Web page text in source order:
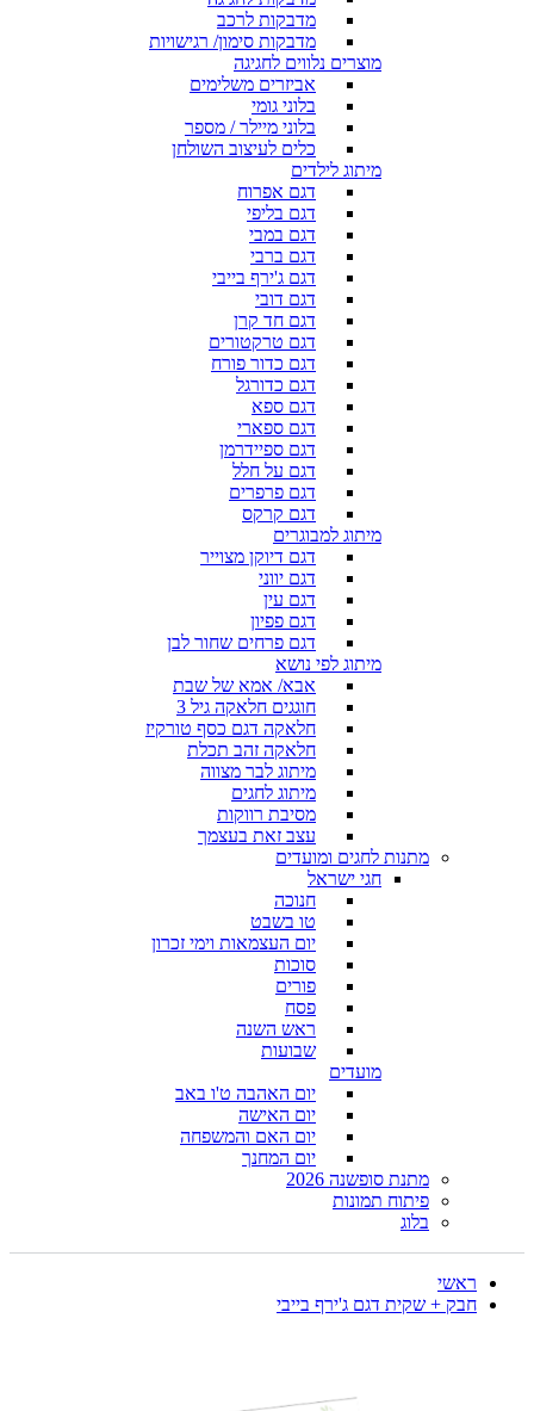
מדבקות לרכב
מדבקות סימון/ רגישויות
מוצרים נלווים לחגיגה
אביזרים משלימים
בלוני גומי
בלוני מיילר / מספר
כלים לעיצוב השולחן
מיתוג לילדים
דגם אפרוח
דגם בליפי
דגם במבי
דגם ברבי
דגם ג'ירף בייבי
דגם דובי
דגם חד קרן
דגם טרקטורים
דגם כדור פורח
דגם כדורגל
דגם ספא
דגם ספארי
דגם ספיידרמן
דגם על חלל
דגם פרפרים
דגם קרקס
מיתוג למבוגרים
דגם דיוקן מצוייר
דגם יווני
דגם עין
דגם פפיון
דגם פרחים שחור לבן
מיתוג לפי נושא
אבא/ אמא של שבת
חוגגים חלאקה גיל 3
חלאקה דגם כסף טורקיז
חלאקה זהב תכלת
מיתוג לבר מצווה
מיתוג לחגים
מסיבת רווקות
עצב זאת בעצמך
מתנות לחגים ומועדים
חגי ישראל
חנוכה
טו בשבט
יום העצמאות וימי זכרון
סוכות
פורים
פסח
ראש השנה
שבועות
מועדים
יום האהבה ט'ו באב
יום האישה
יום האם והמשפחה
יום המחנך
מתנת סופשנה 2026
פיתוח תמונות
בלוג
ראשי
חבק + שקית דגם ג'ירף בייבי